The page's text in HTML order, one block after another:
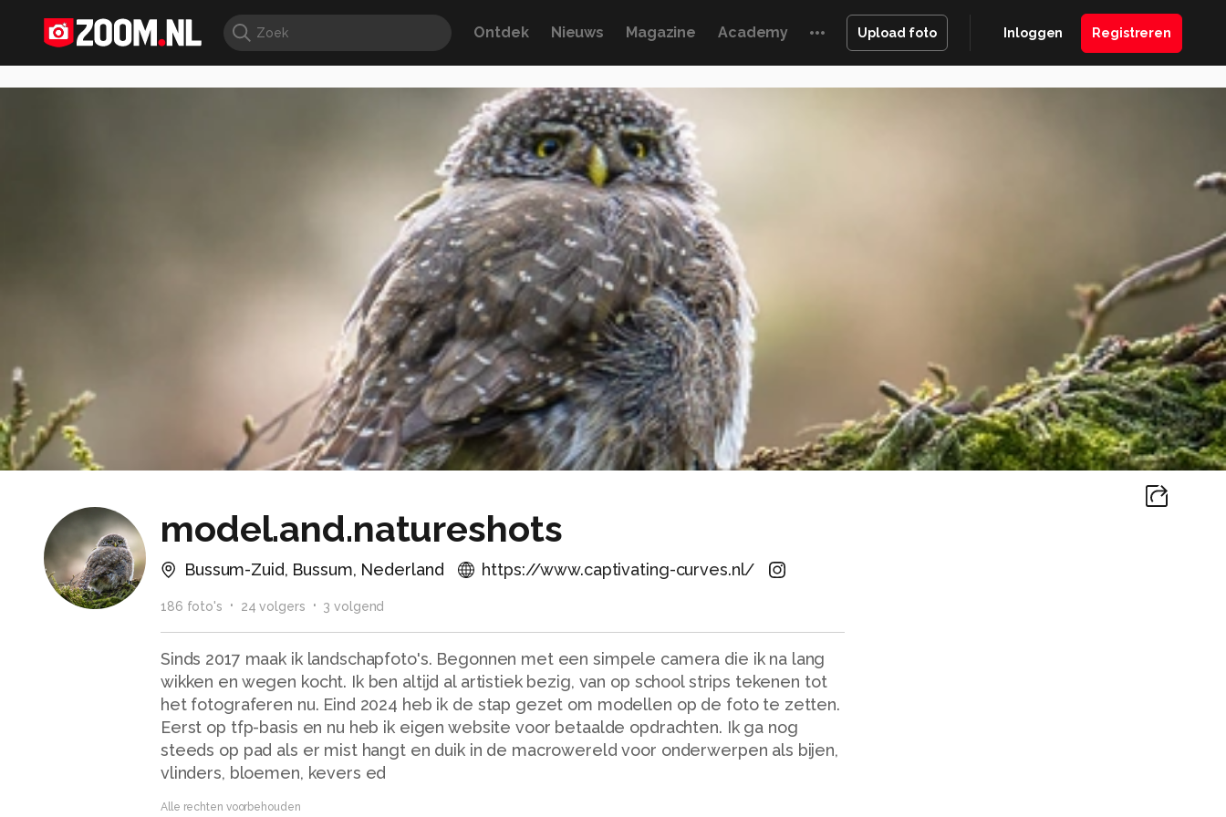
Ontdek Nieuws Magazine Academy Upload foto Inloggen Registreren
model.and.natureshots
Bussum-Zuid, Bussum, Nederland https://www.captivating-curves.nl/
186 foto's 24 volgers 3 volgend
Sinds 2017 maak ik landschapfoto's. Begonnen met een simpele camera die ik na lang
wikken en wegen kocht. Ik ben altijd al artistiek bezig, van op school strips tekenen tot
het fotograferen nu. Eind 2024 heb ik de stap gezet om modellen op de foto te zetten.
Eerst op tfp-basis en nu heb ik eigen website voor betaalde opdrachten. Ik ga nog
steeds op pad als er mist hangt en duik in de macrowereld voor onderwerpen als bijen,
vlinders, bloemen, kevers ed
Alle rechten voorbehouden